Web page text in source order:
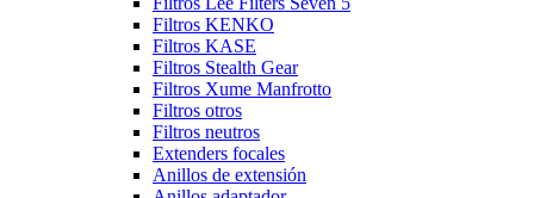
Filtros KENKO
Filtros KASE
Filtros Stealth Gear
Filtros Xume Manfrotto
Filtros otros
Filtros neutros
Extenders focales
Anillos de extensión